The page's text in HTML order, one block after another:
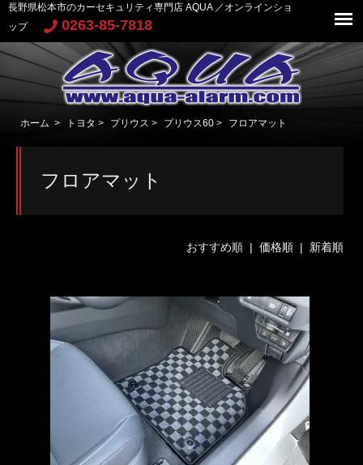
長野県松本市のカーセキュリティ専門店 AQUA ／オンラインショ
ップ
0263-85-7818
ホーム > トヨタ > プリウス > プリウス60 > フロアマット
フロアマット
おすすめ順 | 価格順| 新着順